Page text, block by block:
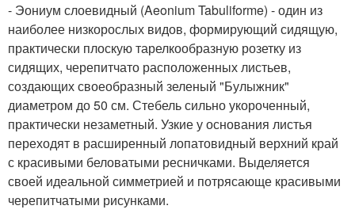
- Эониум слоевидный (Aeonium Tabuliforme) - один из
наиболее низкорослых видов, формирующий сидящую,
практически плоскую тарелкообразную розетку из
сидящих, черепитчато расположенных листьев,
создающих своеобразный зеленый "Булыжник"
диаметром до 50 см. Стебель сильно укороченный,
практически незаметный. Узкие у основания листья
переходят в расширенный лопатовидный верхний край
с красивыми беловатыми ресничками. Выделяется
своей идеальной симметрией и потрясающе красивыми
черепитчатыми рисунками.